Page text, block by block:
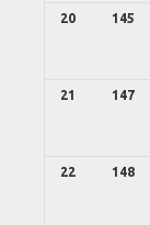
20 145
21 147
22 148